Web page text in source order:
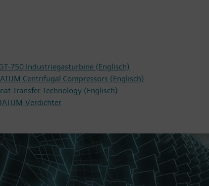
750 Industriegasturbine (Englisch)
Centrifugal Compressors (Englisch)
Transfer Technology (Englisch)
Verdichter